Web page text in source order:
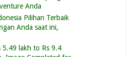
Anda
Pilihan Terbaik
Anda saat ini,
5.49 lakh to Rs 9.4